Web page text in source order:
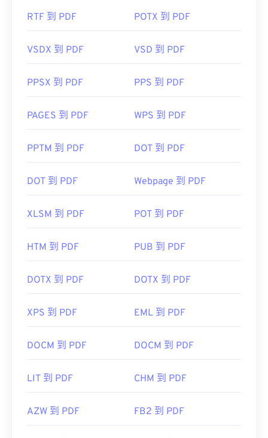
RTF 到 PDF POTX 到 PDF
VSDX 到 PDF VSD 到 PDF
PPSX 到 PDF PPS 到 PDF
PAGES 到 PDF WPS 到 PDF
PPTM 到 PDF DOT 到 PDF
DOT 到 PDF Webpage 到 PDF
XLSM 到 PDF POT 到 PDF
HTM 到 PDF PUB 到 PDF
DOTX 到 PDF DOTX 到 PDF
XPS 到 PDF EML 到 PDF
DOCM 到 PDF DOCM 到 PDF
LIT 到 PDF CHM 到 PDF
AZW 到 PDF FB2 到 PDF